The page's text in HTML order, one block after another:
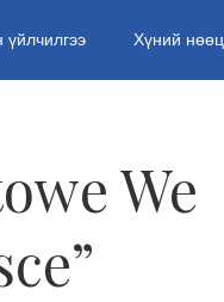
үйлчилгээ Хүний нөөц
We